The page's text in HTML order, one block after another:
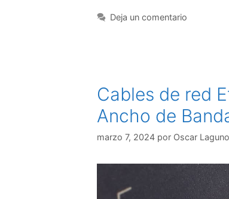
Deja un comentario
Cables de red
Ancho de
marzo 7, 2024 por Oscar Laguno